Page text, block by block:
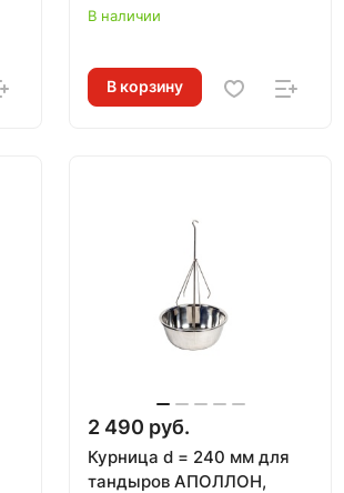
В наличии
В корзину
2 490 руб.
Курница d = 240 мм для
тандыров АПОЛЛОН,